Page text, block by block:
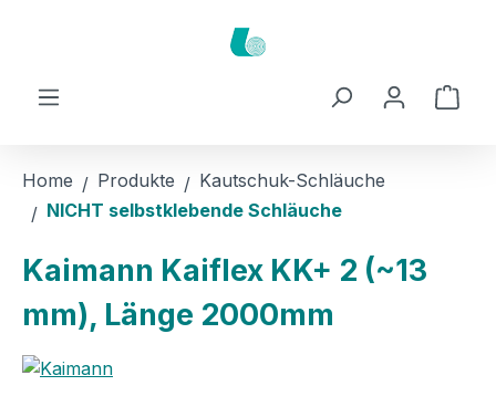
Home Produkte
Kautschuk-Schläuche
NICHT selbstklebende Schläuche
Kaimann Kaiflex KK+ 2 (~13
mm), Länge 2000mm